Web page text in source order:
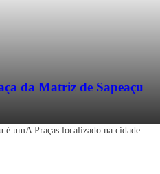
da Matriz de Sapeaçu
é umA Praças localizado na cidade